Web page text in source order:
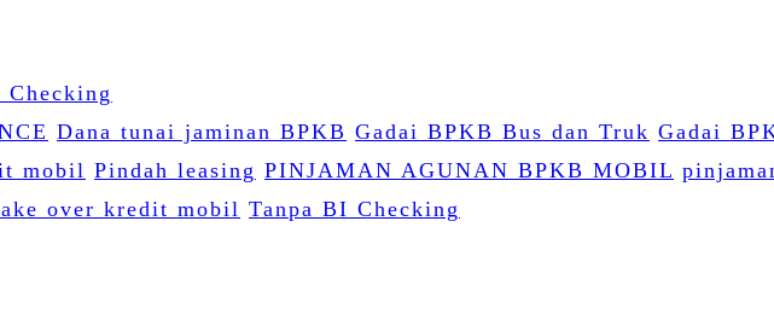
Dana tunai jaminan BPKB Gadai BPKB Bus dan Truk Gadai
mobil Pindah leasing PINJAMAN AGUNAN BPKB MOBIL
over kredit mobil Tanpa BI Checking